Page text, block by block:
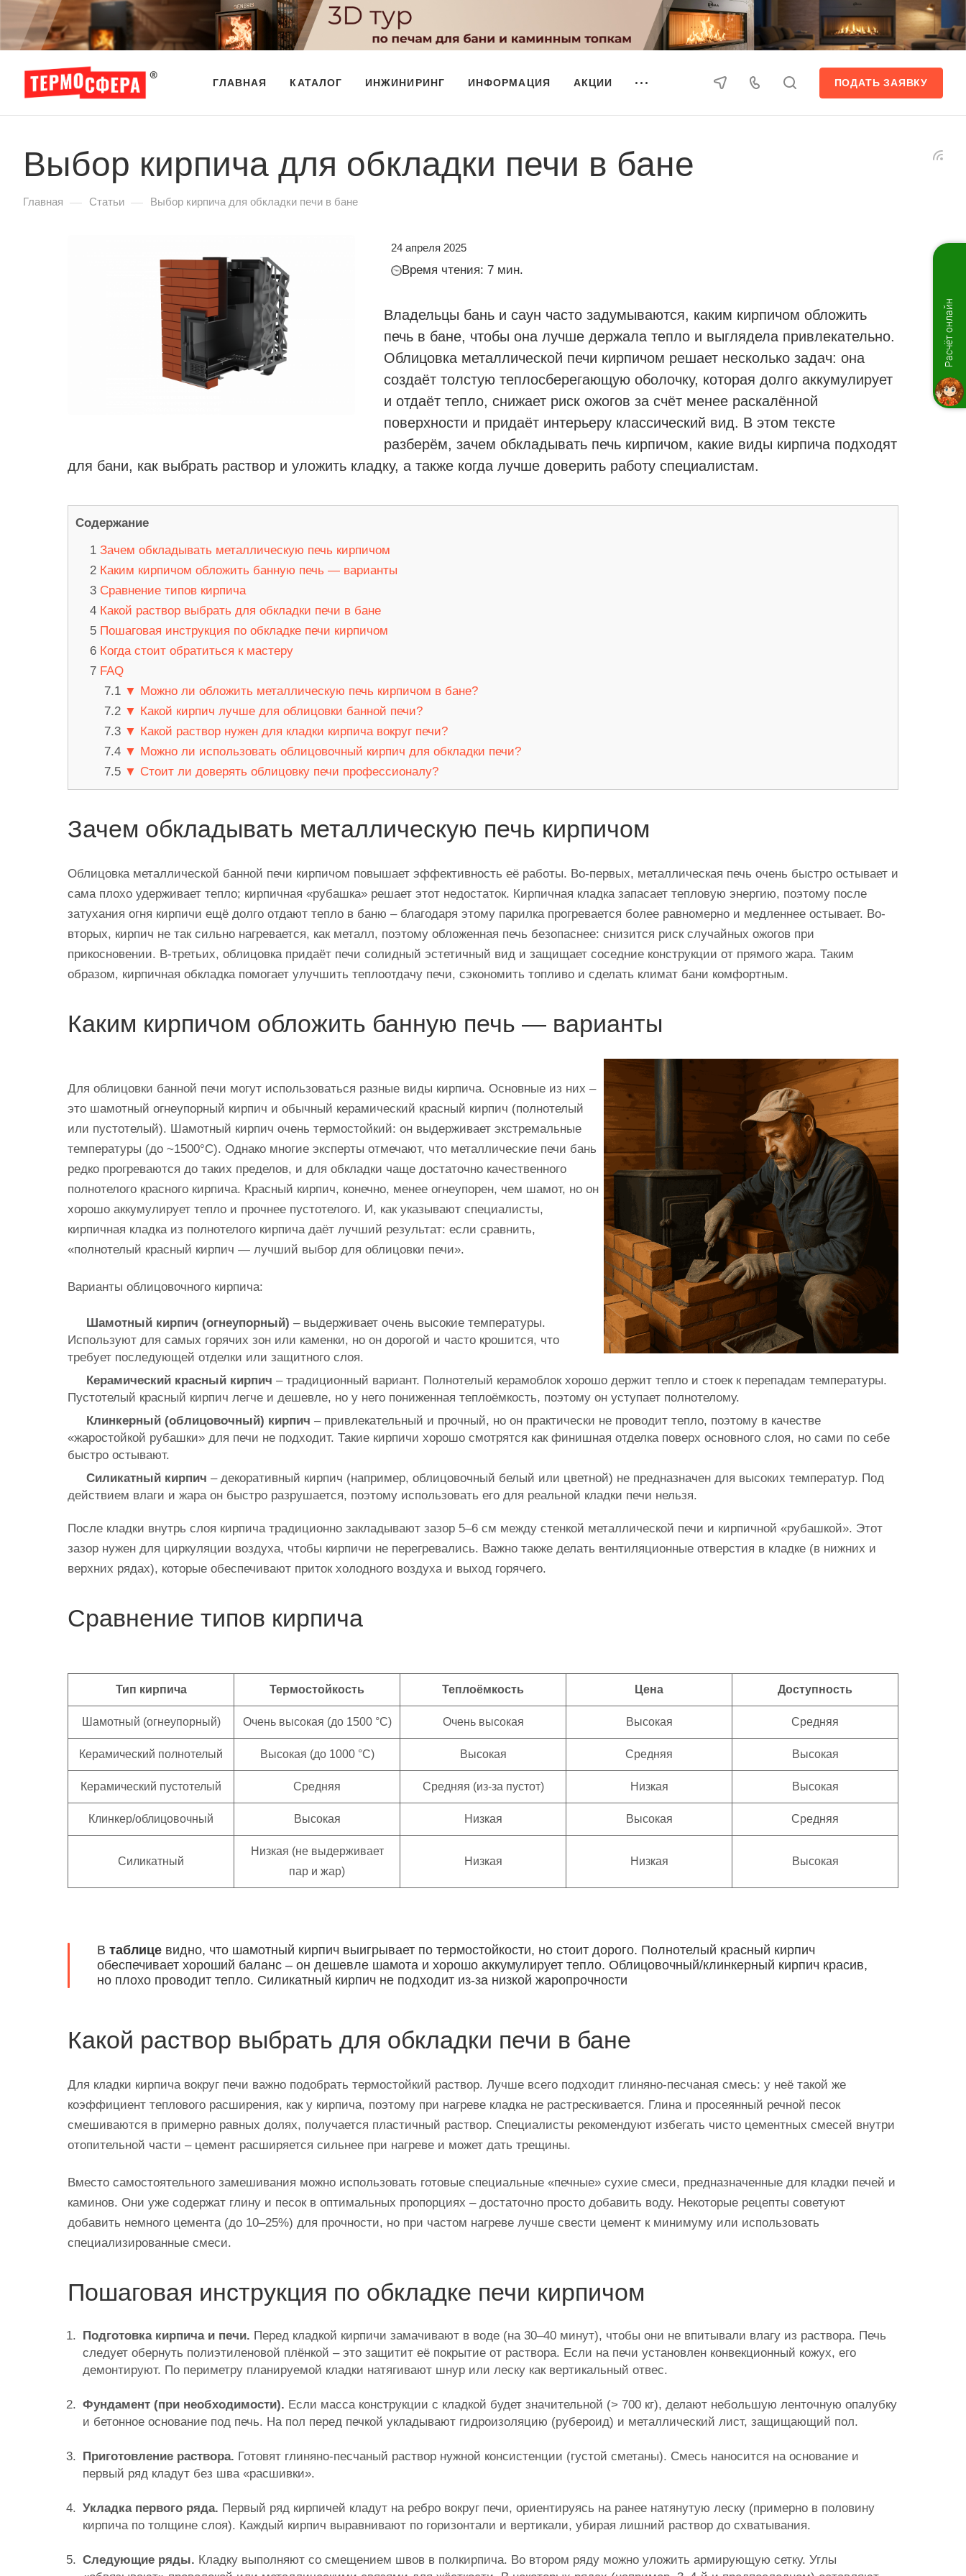
ГЛАВНАЯ КАТАЛОГ ИНЖИНИРИНГ ИНФОРМАЦИЯ АКЦИИ ПОДАТЬ ЗАЯВКУ
Выбор кирпича для обкладки печи в бане
Главная — Статьи — Выбор кирпича для обкладки печи в бане
24 апреля 2025
Время чтения: 7 мин.
Владельцы бань и саун часто задумываются, каким кирпичом обложить
печь в бане, чтобы она лучше держала тепло и выглядела привлекательно.
Облицовка металлической печи кирпичом решает несколько задач: она
создаёт толстую теплосберегающую оболочку, которая долго аккумулирует
и отдаёт тепло, снижает риск ожогов за счёт менее раскалённой
поверхности и придаёт интерьеру классический вид. В этом тексте
разберём, зачем обкладывать печь кирпичом, какие виды кирпича подходят
для бани, как выбрать раствор и уложить кладку, а также когда лучше доверить работу специалистам.
Содержание
Зачем обкладывать металлическую печь кирпичом
Каким кирпичом обложить банную печь — варианты
Сравнение типов кирпича
Какой раствор выбрать для обкладки печи в бане
Пошаговая инструкция по обкладке печи кирпичом
Когда стоит обратиться к мастеру
FAQ
▼ Можно ли обложить металлическую печь кирпичом в бане?
▼ Какой кирпич лучше для облицовки банной печи?
▼ Какой раствор нужен для кладки кирпича вокруг печи?
▼ Можно ли использовать облицовочный кирпич для обкладки печи?
▼ Стоит ли доверять облицовку печи профессионалу?
Зачем обкладывать металлическую печь кирпичом
Облицовка металлической банной печи кирпичом повышает эффективность её работы. Во-первых, металлическая печь очень быстро остывает и
сама плохо удерживает тепло; кирпичная «рубашка» решает этот недостаток. Кирпичная кладка запасает тепловую энергию, поэтому после
затухания огня кирпичи ещё долго отдают тепло в баню – благодаря этому парилка прогревается более равномерно и медленнее остывает. Во-
вторых, кирпич не так сильно нагревается, как металл, поэтому обложенная печь безопаснее: снизится риск случайных ожогов при
прикосновении. В-третьих, облицовка придаёт печи солидный эстетичный вид и защищает соседние конструкции от прямого жара. Таким
образом, кирпичная обкладка помогает улучшить теплоотдачу печи, сэкономить топливо и сделать климат бани комфортным.
Каким кирпичом обложить банную печь — варианты
Для облицовки банной печи могут использоваться разные виды кирпича. Основные из них –
это шамотный огнеупорный кирпич и обычный керамический красный кирпич (полнотелый
или пустотелый). Шамотный кирпич очень термостойкий: он выдерживает экстремальные
температуры (до ~1500°C). Однако многие эксперты отмечают, что металлические печи бань
редко прогреваются до таких пределов, и для обкладки чаще достаточно качественного
полнотелого красного кирпича. Красный кирпич, конечно, менее огнеупорен, чем шамот, но он
хорошо аккумулирует тепло и прочнее пустотелого. И, как указывают специалисты,
кирпичная кладка из полнотелого кирпича даёт лучший результат: если сравнить,
«полнотелый красный кирпич — лучший выбор для облицовки печи».
Варианты облицовочного кирпича:
Шамотный кирпич (огнеупорный) – выдерживает очень высокие температуры.
Используют для самых горячих зон или каменки, но он дорогой и часто крошится, что
требует последующей отделки или защитного слоя.
Керамический красный кирпич – традиционный вариант. Полнотелый керамоблок хорошо держит тепло и стоек к перепадам температуры.
Пустотелый красный кирпич легче и дешевле, но у него пониженная теплоёмкость, поэтому он уступает полнотелому.
Клинкерный (облицовочный) кирпич – привлекательный и прочный, но он практически не проводит тепло, поэтому в качестве
«жаростойкой рубашки» для печи не подходит. Такие кирпичи хорошо смотрятся как финишная отделка поверх основного слоя, но сами по себе
быстро остывают.
Силикатный кирпич – декоративный кирпич (например, облицовочный белый или цветной) не предназначен для высоких температур. Под
действием влаги и жара он быстро разрушается, поэтому использовать его для реальной кладки печи нельзя.
После кладки внутрь слоя кирпича традиционно закладывают зазор 5–6 см между стенкой металлической печи и кирпичной «рубашкой». Этот
зазор нужен для циркуляции воздуха, чтобы кирпичи не перегревались. Важно также делать вентиляционные отверстия в кладке (в нижних и
верхних рядах), которые обеспечивают приток холодного воздуха и выход горячего.
Сравнение типов кирпича
Тип кирпича Термостойкость Теплоёмкость Цена Доступность
Шамотный (огнеупорный) Очень высокая (до 1500 °C) Очень высокая Высокая Средняя
Керамический полнотелый Высокая (до 1000 °C) Высокая Средняя Высокая
Керамический пустотелый Средняя Средняя (из-за пустот) Низкая Высокая
Клинкер/облицовочный Высокая Низкая Высокая Средняя
Силикатный
Низкая (не выдерживает
пар и жар)
Низкая Низкая Высокая
В таблице видно, что шамотный кирпич выигрывает по термостойкости, но стоит дорого. Полнотелый красный кирпич
обеспечивает хороший баланс – он дешевле шамота и хорошо аккумулирует тепло. Облицовочный/клинкерный кирпич красив,
но плохо проводит тепло. Силикатный кирпич не подходит из-за низкой жаропрочности
Какой раствор выбрать для обкладки печи в бане
Для кладки кирпича вокруг печи важно подобрать термостойкий раствор. Лучше всего подходит глиняно-песчаная смесь: у неё такой же
коэффициент теплового расширения, как у кирпича, поэтому при нагреве кладка не растрескивается. Глина и просеянный речной песок
смешиваются в примерно равных долях, получается пластичный раствор. Специалисты рекомендуют избегать чисто цементных смесей внутри
отопительной части – цемент расширяется сильнее при нагреве и может дать трещины.
Вместо самостоятельного замешивания можно использовать готовые специальные «печные» сухие смеси, предназначенные для кладки печей и
каминов. Они уже содержат глину и песок в оптимальных пропорциях – достаточно просто добавить воду. Некоторые рецепты советуют
добавить немного цемента (до 10–25%) для прочности, но при частом нагреве лучше свести цемент к минимуму или использовать
специализированные смеси.
Пошаговая инструкция по обкладке печи кирпичом
Подготовка кирпича и печи. Перед кладкой кирпичи замачивают в воде (на 30–40 минут), чтобы они не впитывали влагу из раствора. Печь
следует обернуть полиэтиленовой плёнкой – это защитит её покрытие от раствора. Если на печи установлен конвекционный кожух, его
демонтируют. По периметру планируемой кладки натягивают шнур или леску как вертикальный отвес.
Фундамент (при необходимости). Если масса конструкции с кладкой будет значительной (> 700 кг), делают небольшую ленточную опалубку
и бетонное основание под печь. На пол перед печкой укладывают гидроизоляцию (рубероид) и металлический лист, защищающий пол.
Приготовление раствора. Готовят глиняно-песчаный раствор нужной консистенции (густой сметаны). Смесь наносится на основание и
первый ряд кладут без шва «расшивки».
Укладка первого ряда. Первый ряд кирпичей кладут на ребро вокруг печи, ориентируясь на ранее натянутую леску (примерно в половину
кирпича по толщине слоя). Каждый кирпич выравнивают по горизонтали и вертикали, убирая лишний раствор до схватывания.
Следующие ряды. Кладку выполняют со смещением швов в полкирпича. Во втором ряду можно уложить армирующую сетку. Углы
Расчёт онлайн